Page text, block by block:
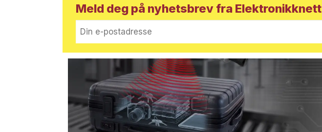
Meld deg på nyhetsbrev fra Elektronikknett